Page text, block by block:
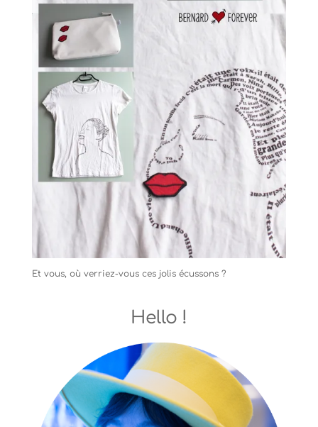
Et vous, où verriez-vous ces jolis écussons ?
Hello !